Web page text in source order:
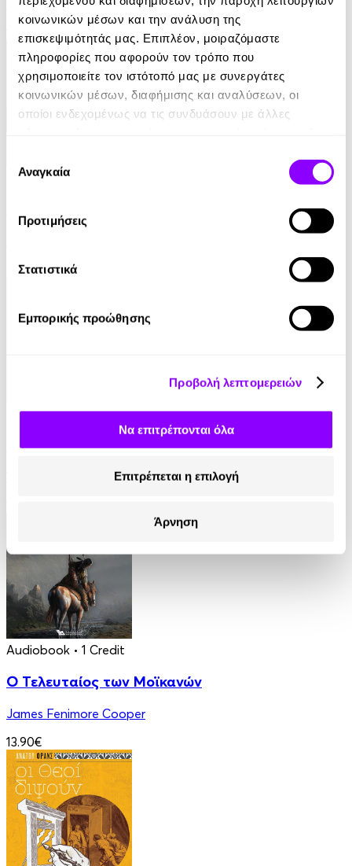
κοινωνικών μέσων και την ανάλυση της
επισκεψιμότητάς μας. Επιπλέον, μοιραζόμαστε
πληροφορίες που αφορούν τον τρόπο που
χρησιμοποιείτε τον ιστότοπό μας με συνεργάτες
κοινωνικών μέσων, διαφήμισης και αναλύσεων, οι
οποίοι ενδεχομένως να τις συνδυάσουν με άλλες
των υπηρεσιών τους.
συγκατάθεσης
Αναγκαία
Προτιμήσεις
Στατιστικά
Εμπορικής προώθησης
Προβολή λεπτομερειών
Να επιτρέπονται όλα
Επιτρέπεται η επιλογή
Άρνηση
Damon Galgut
10.99€
eBook
7.99€
Audiobook • 1 Credit
Στο Σπίτι Της
Yael Van Der Wouden
Audiobook • 1 Credit
Ο Τελευταίος των Μοϊκανών
James Fenimore Cooper
13.90€